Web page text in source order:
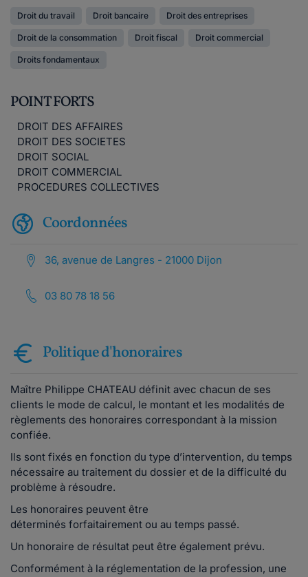
Droit du travail Droit bancaire Droit des entreprises
Droit de la consommation Droit fiscal Droit commercial
Droits fondamentaux
POINT FORTS
DROIT DES AFFAIRES
DROIT DES SOCIETES
DROIT SOCIAL
DROIT COMMERCIAL
PROCEDURES COLLECTIVES
Coordonnées
36, avenue de Langres - 21000 Dijon
03 80 78 18 56
Politique d'honoraires
Maître Philippe CHATEAU définit avec chacun de ses
clients le mode de calcul, le montant et les modalités de
règlements des honoraires correspondant à la mission
confiée.
Ils sont fixés en fonction du type d’intervention, du temps
nécessaire au traitement du dossier et de la difficulté du
problème à résoudre.
Les honoraires peuvent être
déterminés forfaitairement ou au temps passé.
Un honoraire de résultat peut être également prévu.
Conformément à la réglementation de la profession, une